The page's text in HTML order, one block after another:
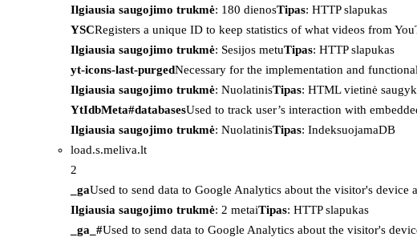
Ilgiausia saugojimo trukmė: 180 dienosTipas: HTTP slapukas
YSCRegisters a unique ID to keep statistics of what videos from
Ilgiausia saugojimo trukmė: Sesijos metuTipas: HTTP slapukas
yt-icons-last-purgedNecessary for the implementation and
Ilgiausia saugojimo trukmė: NuolatinisTipas: HTML vietinė
YtIdbMeta#databasesUsed to track user’s interaction with
Ilgiausia saugojimo trukmė: NuolatinisTipas: IndeksuojamaDB
load.s.meliva.lt
2
_gaUsed to send data to Google Analytics about the visitor's device
Ilgiausia saugojimo trukmė: 2 metaiTipas: HTTP slapukas
_ga_#Used to send data to Google Analytics about the visitor's